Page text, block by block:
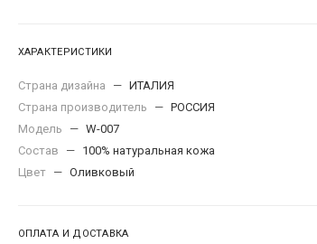
ХАРАКТЕРИСТИКИ
Страна дизайна — ИТАЛИЯ
Страна производитель
— РОССИЯ
Модель
— W-007
Состав
—
100% натуральная кожа
Цвет — Оливковый
ОПЛАТА И ДОСТАВКА